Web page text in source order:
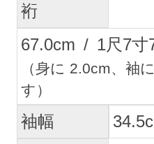
裄
67.0cm / 1尺7寸
（身に 2.0cm、袖
す）
袖幅 34.5